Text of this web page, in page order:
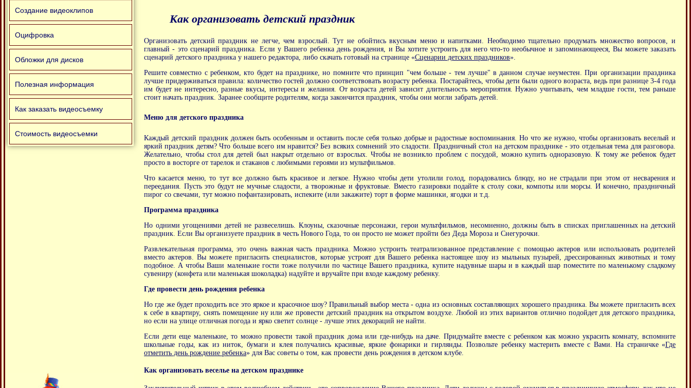
Как организовать детский праздник
Организовать детский праздник не легче, чем взрослый. Тут не обойтись вкусным меню и напитками. Необходимо тщательно продумать множество вопросов, и
главный - это сценарий праздника. Если у Вашего ребенка день рождения, и Вы хотите устроить для него что-то необычное и запоминающееся, Вы можете заказать
сценарий детского праздника у нашего редактора, либо скачать готовый на странице «Сценарии детских праздников».
Решите совместно с ребенком, кто будет на празднике, но помните что принцип "чем больше - тем лучше" в данном случае неуместен. При организации праздника
лучше придерживаться правила: количество гостей должно соответствовать возрасту ребенка. Постарайтесь, чтобы дети были одного возраста, ведь при разнице 3-4 года
им будет не интересно, разные вкусы, интересы и желания. От возраста детей зависит длительность мероприятия. Нужно учитывать, чем младше гости, тем раньше
стоит начать праздник. Заранее сообщите родителям, когда закончится праздник, чтобы они могли забрать детей.
Меню для детского праздника
Каждый детский праздник должен быть особенным и оставить после себя только добрые и радостные воспоминания. Но что же нужно, чтобы организовать веселый и
яркий праздник детям? Что больше всего им нравится? Без всяких сомнений это сладости. Праздничный стол на детском празднике - это отдельная тема для разговора.
Желательно, чтобы стол для детей был накрыт отдельно от взрослых. Чтобы не возникло проблем с посудой, можно купить одноразовую. К тому же ребенок будет
просто в восторге от тарелок и стаканов с любимыми героями из мультфильмов.
Что касается меню, то тут все должно быть красивое и легкое. Нужно чтобы дети утолили голод, порадовались блюду, но не страдали при этом от несварения и
переедания. Пусть это будут не мучные сладости, а творожные и фруктовые. Вместо газировки подайте к столу соки, компоты или морсы. И конечно, праздничный
пирог со свечами, тут можно пофантазировать, испеките (или закажите) торт в форме машинки, ягодки и т.д.
Программа праздника
Но одними угощениями детей не развеселишь. Клоуны, сказочные персонажи, герои мультфильмов, несомненно, должны быть в списках приглашенных на детский
праздник. Если Вы организуете праздник в честь Нового Года, то он просто не может пройти без Деда Мороза и Снегурочки.
Развлекательная программа, это очень важная часть праздника. Можно устроить театрализованное представление с помощью актеров или использовать родителей
вместо актеров. Вы можете пригласить специалистов, которые устроят для Вашего ребенка настоящее шоу из мыльных пузырей, дрессированных животных и тому
подобное. А чтобы Ваши маленькие гости тоже получили по частице Вашего праздника, купите надувные шары и в каждый шар поместите по маленькому сладкому
сувениру (конфета или маленькая шоколадка) надуйте и вручайте при входе каждому ребенку.
Где провести день рождения ребенка
Но где же будет проходить все это яркое и красочное шоу? Правильный выбор места - одна из основных составляющих хорошего праздника. Вы можете пригласить всех
к себе в квартиру, снять помещение ну или же провести детский праздник на открытом воздухе. Любой из этих вариантов отлично подойдет для детского праздника,
но если на улице отличная погода и ярко светит солнце - лучше этих декораций не найти.
Если дети еще маленькие, то можно провести такой праздник дома или где-нибудь на даче. Придумайте вместе с ребенком как можно украсить комнату, вспомните
школьные годы, как из ниток, бумаги и клея получались красивые, яркие фонарики и гирлянды. Позвольте ребенку мастерить вместе с Вами. На страничке «Где
отметить день рождение ребенка» для Вас советы о том, как провести день рождения в детском клубе.
Как организовать веселье на детском празднике
Создание видеоклипов
Оцифровка
Обложки для дисков
Полезная информация
Как заказать видеосъемку
Стоимость видеосъемки